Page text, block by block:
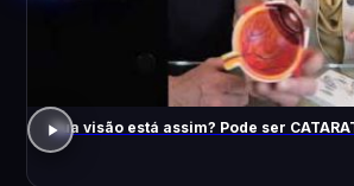
Sua visão está assim? Pode ser